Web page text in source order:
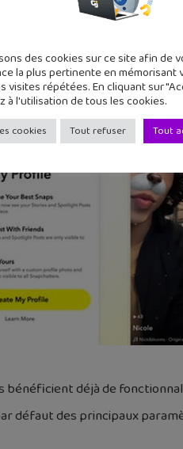
bénéficient déjà de
défaut des principaux
des cookies sur ce site afin de
la plus pertinente en mémorisant
visites répétées. En cliquant sur
à l'utilisation de tous les cookies.
cookies Tout refuser Tout